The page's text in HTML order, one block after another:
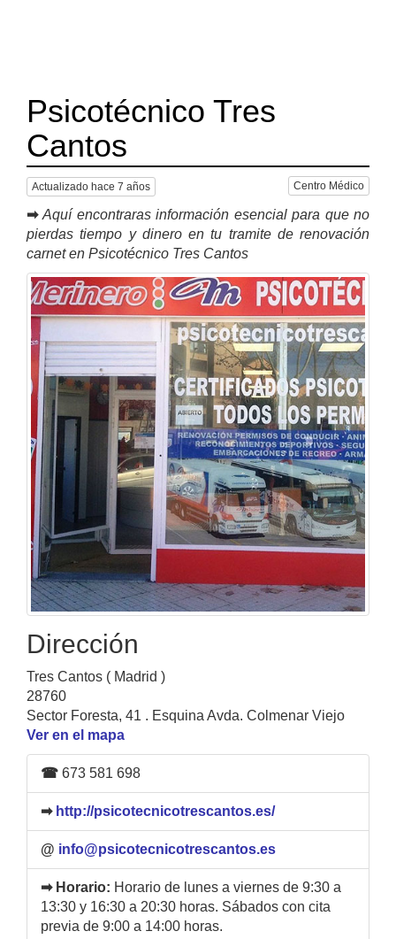
Psicotécnico Tres
Cantos
Actualizado hace 7 años Centro Médico
➡ Aquí encontraras información esencial para que no
pierdas tiempo y dinero en tu tramite de renovación
carnet en Psicotécnico Tres Cantos
Dirección
Tres Cantos ( Madrid )
28760
Sector Foresta, 41 . Esquina Avda. Colmenar Viejo
Ver en el mapa
☎ 673 581 698
➡ http://psicotecnicotrescantos.es/
@ info@psicotecnicotrescantos.es
➡ Horario: Horario de lunes a viernes de 9:30 a
13:30 y 16:30 a 20:30 horas. Sábados con cita
previa de 9:00 a 14:00 horas.